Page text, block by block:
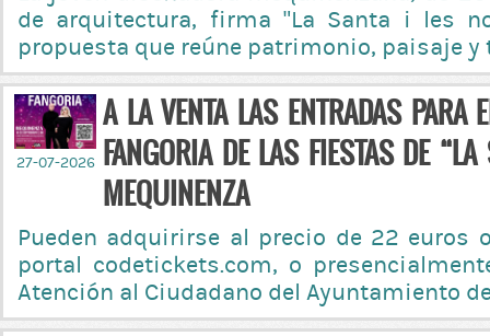
de arquitectura, firma “La Santa i les
propuesta que reúne patrimonio, paisaje
A LA VENTA LAS ENTRADAS PARA
FANGORIA DE LAS FIESTAS DE
MEQUINENZA
27-07-2026
Pueden adquirirse al precio de 22 euros
portal codetickets.com, o
Atención al Ciudadano del Ayuntamiento